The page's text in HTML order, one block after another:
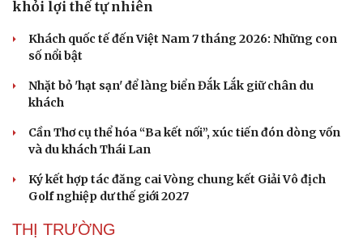
khỏi lợi thế tự nhiên
Khách quốc tế đến Việt Nam 7 tháng 2026: Những con
số nổi bật
Nhặt bỏ 'hạt sạn' để làng biển Đắk Lắk giữ chân du
khách
Cần Thơ cụ thể hóa “Ba kết nối”, xúc tiến đón dòng vốn
và du khách Thái Lan
Ký kết hợp tác đăng cai Vòng chung kết Giải Vô địch
Golf nghiệp dư thế giới 2027
THỊ TRƯỜNG